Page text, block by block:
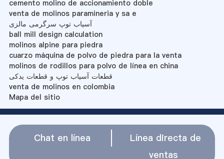
cemento molino de accionamiento doble
venta de molinos paramineria y sa e
آسیاب توپ سرگرمی مالزی
ball mill design calculation
molinos alpine para piedra
cuarzo máquina de polvo de piedra para la venta
molinos de rodillos para polvo de línea en china
قطعات آسیاب توپ و قطعات یدکی
venta de molinos en colombia
Mapa del sitio
Chat en línea
Línea directa de
ventas